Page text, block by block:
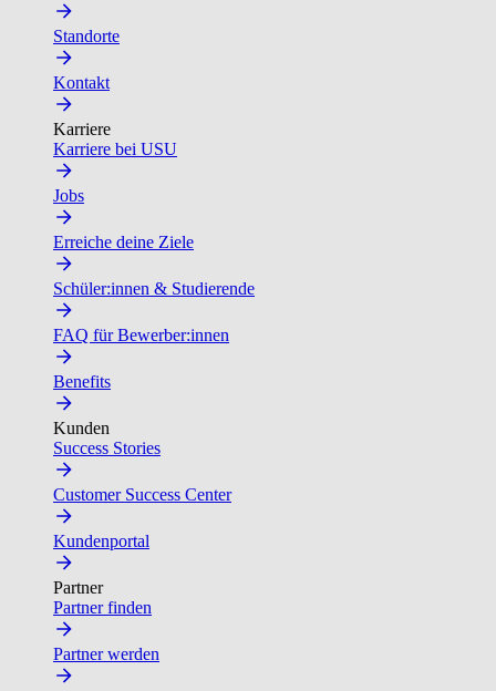
Standorte
Kontakt
Karriere
Karriere bei USU
Jobs
Erreiche deine Ziele
Schüler:innen & Studierende
FAQ für Bewerber:innen
Benefits
Kunden
Success Stories
Customer Success Center
Kundenportal
Partner
Partner finden
Partner werden